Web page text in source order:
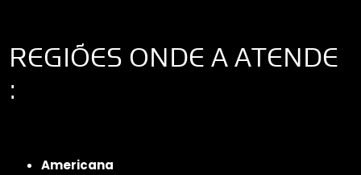
REGIÕES ONDE A ATENDE
:
Americana